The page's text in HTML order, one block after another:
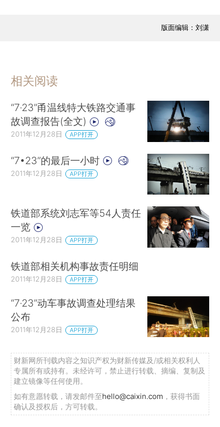
版面编辑：刘潇
相关阅读
“7·23”甬温线特大铁路交通事
故调查报告(全文)
2011年12月28日 APP打开
“7•23”的最后一小时
2011年12月28日 APP打开
铁道部系统刘志军等54人责任
一览
2011年12月28日 APP打开
铁道部相关机构事故责任明细
2011年12月28日 APP打开
“7·23”动车事故调查处理结果
公布
2011年12月28日 APP打开
财新网所刊载内容之知识产权为财新传媒及/或相关权利人
专属所有或持有。未经许可，禁止进行转载、摘编、复制及
建立镜像等任何使用。
如有意愿转载，请发邮件至hello@caixin.com ，获得书面
确认及授权后，方可转载。